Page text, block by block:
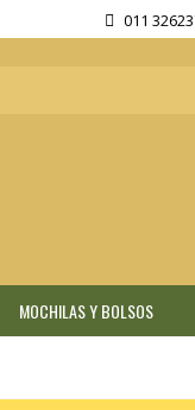
011
MOCHILAS Y BOLSOS